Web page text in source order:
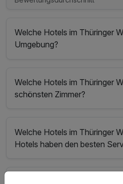
Welche Hotels im Thüringer
Umgebung?
Welche Hotels im Thüringer
schönsten Zimmer?
Welche Hotels im Thüringer
Hotels haben den besten